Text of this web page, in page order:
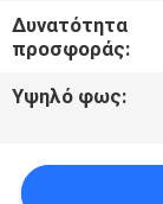
ΜΕ
ΕΙΔΉΣΕΙΣ
Δυνατότητα
προσφοράς:
Υψηλό φως: